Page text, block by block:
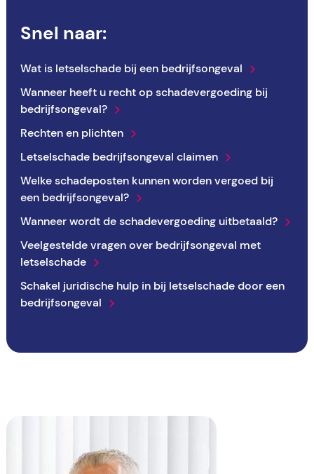
Snel naar:
Wat is letselschade bij een bedrijfsongeval
Wanneer heeft u recht op schadevergoeding bij
bedrijfsongeval?
Rechten en plichten
Letselschade bedrijfsongeval claimen
Welke schadeposten kunnen worden vergoed bij
een bedrijfsongeval?
Wanneer wordt de schadevergoeding uitbetaald?
Veelgestelde vragen over bedrijfsongeval met
letselschade
Schakel juridische hulp in bij letselschade door een
bedrijfsongeval